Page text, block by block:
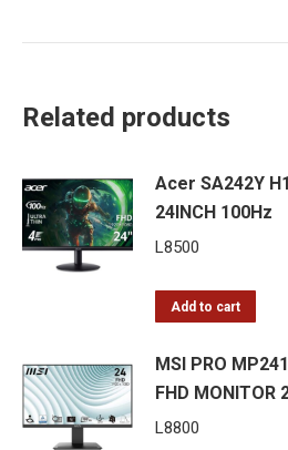
Related products
Acer SA242Y
24INCH 100Hz
L 8500
Add to cart
MSI PRO
FHD MONITOR
L 8800